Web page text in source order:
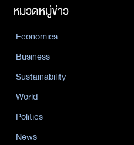
หมวดหมู่ข่าว
Economics
Business
Sustainability
World
Politics
News